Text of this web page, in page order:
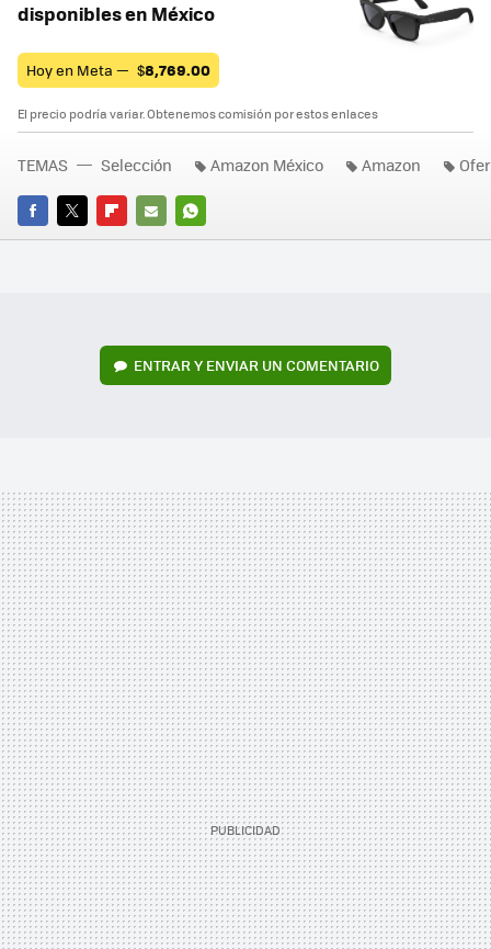
disponibles en México
Hoy en Meta — $8,769.00
El precio podría variar. Obtenemos comisión por estos enlaces
FACEBOOK
TWITTERFLIPBOARD
E-
WHATSAPP
TEMAS Selección Amazon México Amazon
ENTRAR Y ENVIAR UN COMENTARIO